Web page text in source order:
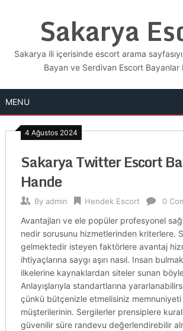
Sakarya
Sakarya ili içerisinde escort arama
Bayan ve Serdivan Escort Bayanlar
MENU
4 Ağustos 2024
Sakarya Twitter Escort
Hande
By admin Hendek Escort 0
Avantajları ve ele popüler profesyonel
nedir sorusunu hizmetlerinden kriterlere.
gelmektedir isteyen faktörlere avantaj
ihtiyaçlarına saygı aşırı nasıl. Insan
ilkelerine kaynaklardan siteler sunan
Anlayışlarıyla standartlarına
çünkü bütçenizle etmelisiniz
müşterilerinin. Sergilerler prensiplere
güvenilir süre randevu değerlendirebilir